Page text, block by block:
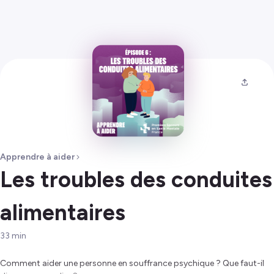
Apprendre à aider
Les troubles des conduites
alimentaires
33 min
Comment aider une personne en souffrance psychique ? Que faut-il